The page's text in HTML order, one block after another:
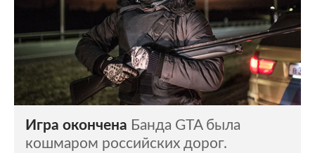
Игра окончена Банда GTA была
кошмаром российских дорог.